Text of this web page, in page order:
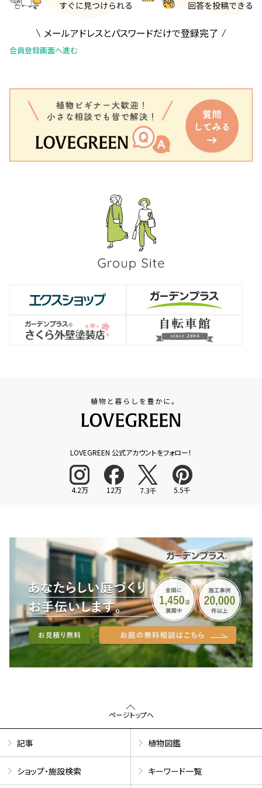
メールアドレスとパスワードだけで登録完了
会員登録画面へ進む
LOVEGREEN 公式アカウントをフォロー！
4.2万 12万 7.3千 5.5千
ページトップへ
記事 植物図鑑
ショップ・施設検索 キーワード一覧